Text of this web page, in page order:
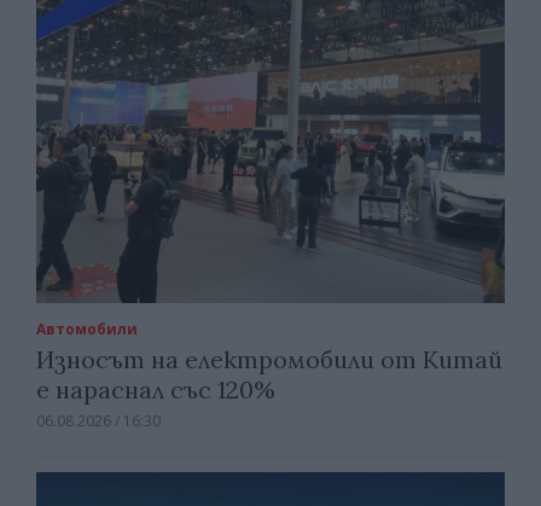
Автомобили
Износът на електромобили от Китай
е нараснал със 120%
06.08.2026 / 16:30